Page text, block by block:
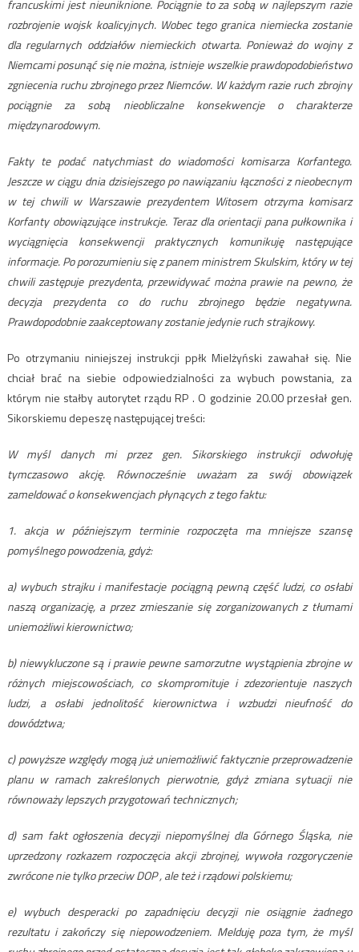
francuskimi jest nieuniknione. Pociągnie to za sobą w najlepszym razie
rozbrojenie wojsk koalicyjnych. Wobec tego granica niemiecka zostanie
dla regularnych oddziałów niemieckich otwarta. Ponieważ do wojny z
Niemcami posunąć się nie można, istnieje wszelkie prawdopodobieństwo
zgniecenia ruchu zbrojnego przez Niemców. W każdym razie ruch zbrojny
pociągnie za sobą nieobliczalne konsekwencje o charakterze
międzynarodowym.
Fakty te podać natychmiast do wiadomości komisarza Korfantego.
Jeszcze w ciągu dnia dzisiejszego po nawiązaniu łączności z nieobecnym
w tej chwili w Warszawie prezydentem Witosem otrzyma komisarz
Korfanty obowiązujące instrukcje. Teraz dla orientacji pana pułkownika i
wyciągnięcia konsekwencji praktycznych komunikuję następujące
informacje. Po porozumieniu się z panem ministrem Skulskim, który w tej
chwili zastępuje prezydenta, przewidywać można prawie na pewno, że
decyzja prezydenta co do ruchu zbrojnego będzie negatywna.
Prawdopodobnie zaakceptowany zostanie jedynie ruch strajkowy.
Po otrzymaniu niniejszej instrukcji ppłk Mielżyński zawahał się. Nie
chciał brać na siebie odpowiedzialności za wybuch powstania, za
którym nie stałby autorytet rządu RP . O godzinie 20.00 przesłał gen.
Sikorskiemu depeszę następującej treści:
W myśl danych mi przez gen. Sikorskiego instrukcji odwołuję
tymczasowo akcję. Równocześnie uważam za swój obowiązek
zameldować o konsekwencjach płynących z tego faktu:
1. akcja w późniejszym terminie rozpoczęta ma mniejsze szansę
pomyślnego powodzenia, gdyż:
a) wybuch strajku i manifestacje pociągną pewną część ludzi, co osłabi
naszą organizację, a przez zmieszanie się zorganizowanych z tłumami
uniemożliwi kierownictwo;
b) niewykluczone są i prawie pewne samorzutne wystąpienia zbrojne w
różnych miejscowościach, co skompromituje i zdezorientuje naszych
ludzi, a osłabi jednolitość kierownictwa i wzbudzi nieufność do
dowództwa;
c) powyższe względy mogą już uniemożliwić faktycznie przeprowadzenie
planu w ramach zakreślonych pierwotnie, gdyż zmiana sytuacji nie
równoważy lepszych przygotowań technicznych;
d) sam fakt ogłoszenia decyzji niepomyślnej dla Górnego Śląska, nie
uprzedzony rozkazem rozpoczęcia akcji zbrojnej, wywoła rozgoryczenie
zwrócone nie tylko przeciw DOP , ale też i rządowi polskiemu;
e) wybuch desperacki po zapadnięciu decyzji nie osiągnie żadnego
rezultatu i zakończy się niepowodzeniem. Melduję poza tym, że myśl